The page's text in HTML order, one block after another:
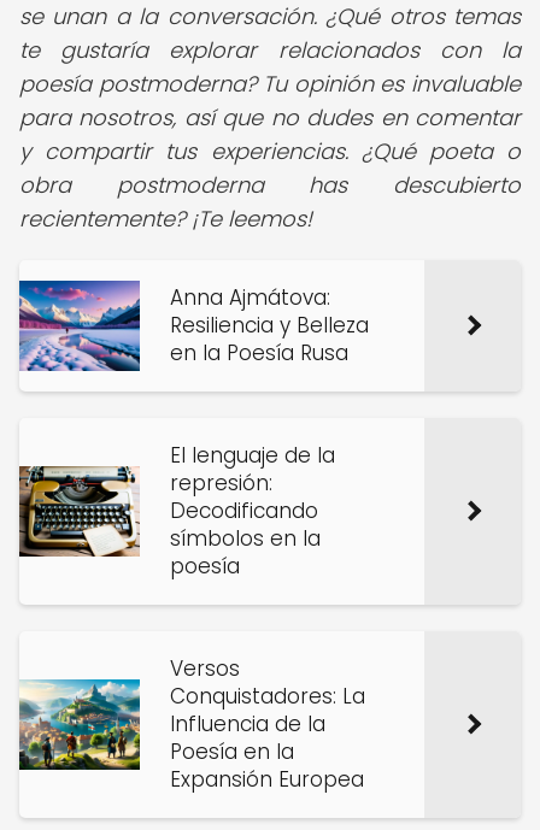
se unan a la conversación. ¿Qué otros temas
te gustaría explorar relacionados con la
poesía postmoderna? Tu opinión es invaluable
para nosotros, así que no dudes en comentar
y compartir tus experiencias. ¿Qué poeta o
obra postmoderna has descubierto
recientemente? ¡Te leemos!
Anna Ajmátova:
Resiliencia y Belleza
en la Poesía Rusa
El lenguaje de la
represión:
Decodificando
símbolos en la
poesía
Versos
Conquistadores: La
Influencia de la
Poesía en la
Expansión Europea